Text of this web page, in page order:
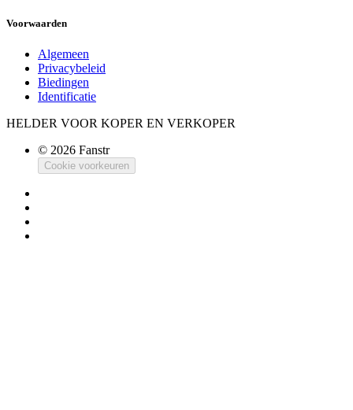
Voorwaarden
Algemeen
Privacybeleid
Biedingen
Identificatie
HELDER VOOR KOPER EN VERKOPER
© 2026 Fanstr
Cookie voorkeuren